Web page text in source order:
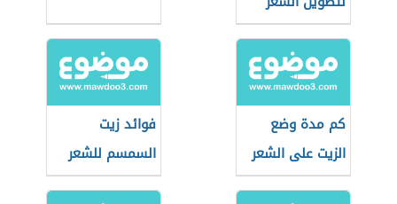
كم مدة وضع
الزيت على الشعر
فوائد زيت
السمسم للشعر
الأبيض